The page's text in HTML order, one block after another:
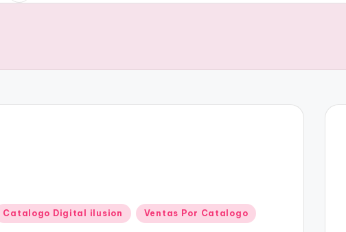
Catalogo Digital ilusion Ventas Por Catalogo